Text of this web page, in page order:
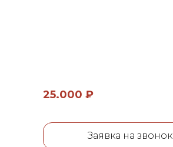
25.000 ₽
Заявка на звонок